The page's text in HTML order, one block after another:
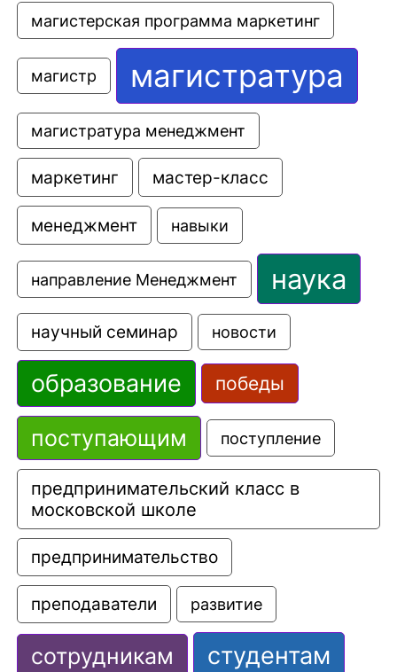
магистерская программа маркетинг
магистр магистратура
магистратура менеджмент
маркетинг мастер-класс
менеджмент навыки
направление Менеджмент наука
научный семинар новости
образование победы
поступающим поступление
предпринимательский класс в
московской школе
предпринимательство
преподаватели развитие
сотрудникам студентам